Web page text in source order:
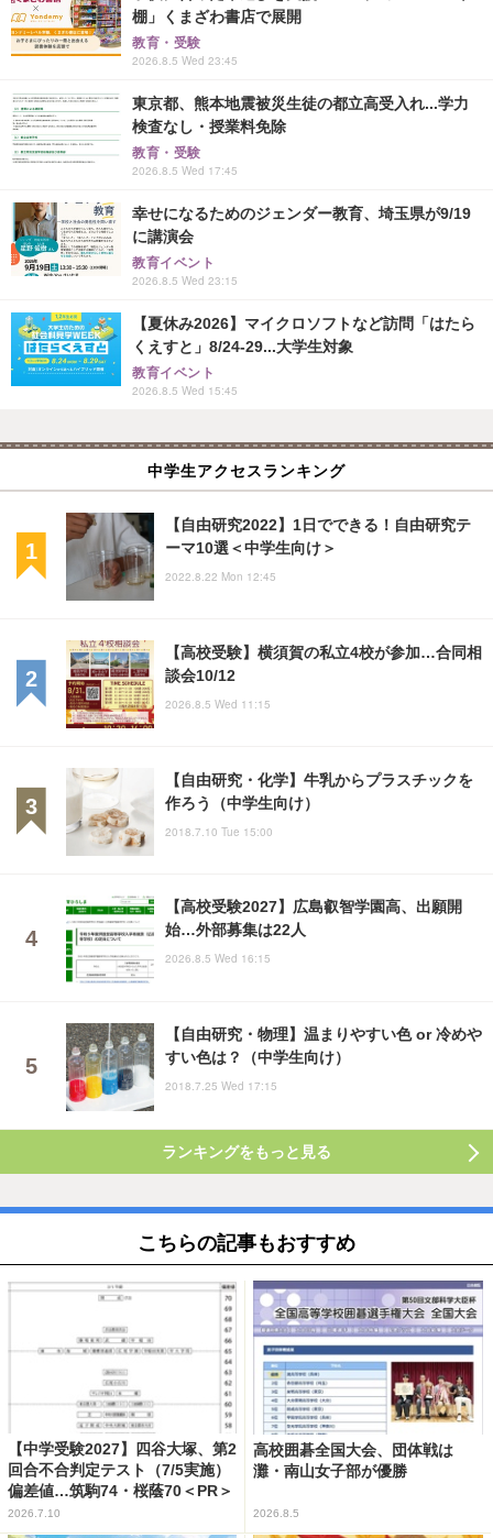
棚」くまざわ書店で展開
教育・受験
2026.8.5 Wed 23:45
東京都、熊本地震被災生徒の都立高受入れ...学力
検査なし・授業料免除
教育・受験
2026.8.5 Wed 17:45
幸せになるためのジェンダー教育、埼玉県が9/19
に講演会
教育イベント
2026.8.5 Wed 23:15
【夏休み2026】マイクロソフトなど訪問「はたら
くえすと」8/24-29...大学生対象
教育イベント
2026.8.5 Wed 15:45
中学生アクセスランキング
【自由研究2022】1日でできる！自由研究テ
ーマ10選＜中学生向け＞
2022.8.22 Mon 12:45
【高校受験】横須賀の私立4校が参加…合同相
談会10/12
2026.8.5 Wed 11:15
【自由研究・化学】牛乳からプラスチックを
作ろう（中学生向け）
2018.7.10 Tue 15:00
【高校受験2027】広島叡智学園高、出願開
始…外部募集は22人
2026.8.5 Wed 16:15
【自由研究・物理】温まりやすい色 or 冷めや
すい色は？（中学生向け）
2018.7.25 Wed 17:15
ランキングをもっと見る
こちらの記事もおすすめ
【中学受験2027】四谷大塚、第2
回合不合判定テスト（7/5実施）
偏差値…筑駒74・桜蔭70＜PR＞
2026.7.10
高校囲碁全国大会、団体戦は
灘・南山女子部が優勝
2026.8.5